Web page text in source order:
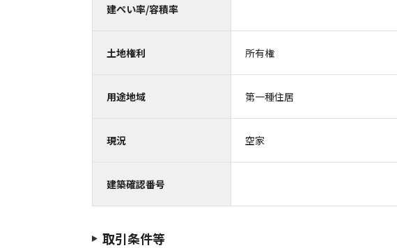
建ぺい率/容積率
土地権利 所有権
用途地域 第一種住居
現況 空家
建築確認番号
取引条件等